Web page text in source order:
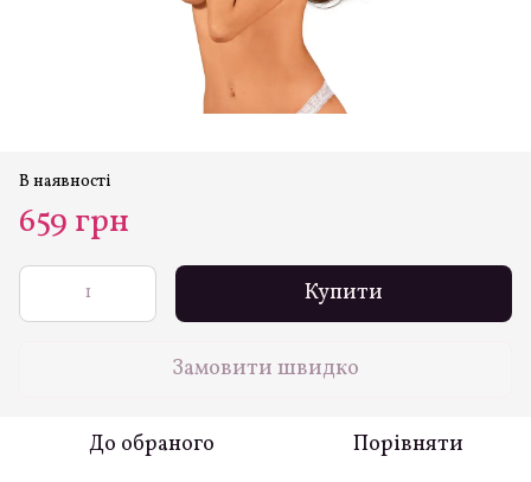
В наявності
659 грн
Купити
Замовити швидко
До обраного Порівняти